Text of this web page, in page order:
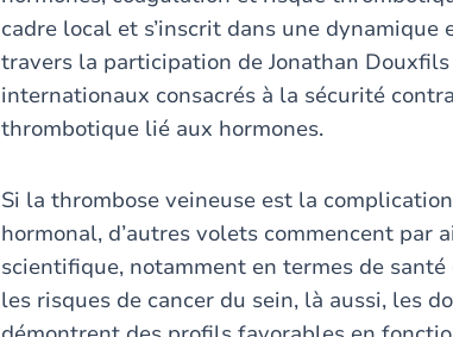
cadre local et s’inscrit dans une
travers la participation de Jonathan
internationaux consacrés à la sécurité
thrombotique lié aux hormones.
Si la thrombose veineuse est la
hormonal, d’autres volets commencent
scientifique, notamment en termes de
les risques de cancer du sein, là aussi, les